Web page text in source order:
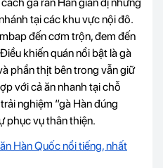
gà rán Hàn giản dị nhưng
tại các khu vực nội đô.
đến cơm trộn, đem đến
khiến quán nổi bật là gà
phần thịt bên trong vẫn giữ
với cả ăn nhanh tại chỗ
nghiệm “gà Hàn đúng
phục vụ thân thiện.
Hàn Quốc nổi tiếng, nhất